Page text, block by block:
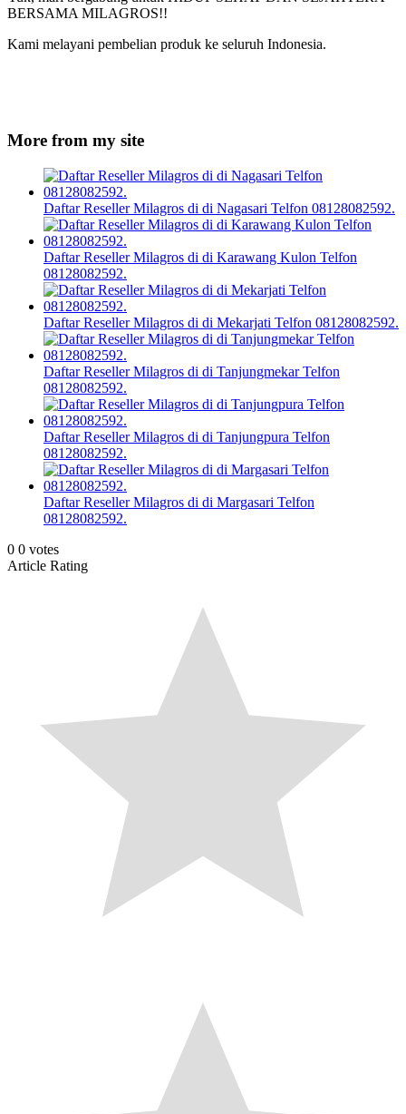
BERSAMA MILAGROS!!
Kami melayani pembelian produk ke seluruh Indonesia.
More from my site
Daftar Reseller Milagros di di Nagasari Telfon 08128082592.
Daftar Reseller Milagros di di Karawang Kulon Telfon
08128082592.
Daftar Reseller Milagros di di Mekarjati Telfon 08128082592.
Daftar Reseller Milagros di di Tanjungmekar Telfon
08128082592.
Daftar Reseller Milagros di di Tanjungpura Telfon
08128082592.
Daftar Reseller Milagros di di Margasari Telfon
08128082592.
0 0 votes
Article Rating